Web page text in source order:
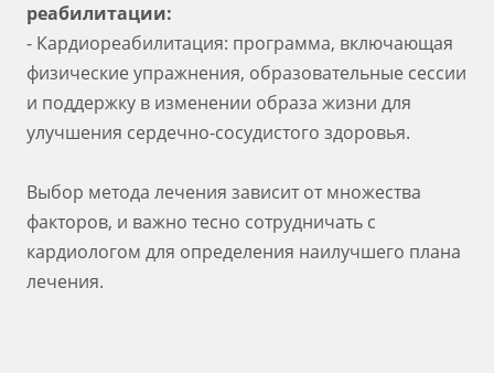
реабилитации:
- Кардиореабилитация: программа, включающая
физические упражнения, образовательные сессии
и поддержку в изменении образа жизни для
улучшения сердечно-сосудистого здоровья.
Выбор метода лечения зависит от множества
факторов, и важно тесно сотрудничать с
кардиологом для определения наилучшего плана
лечения.